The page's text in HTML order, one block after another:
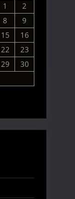
1
2
8
9
15
16
22
23
29
30